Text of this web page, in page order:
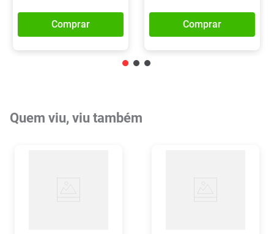
Comprar Comprar
Quem viu, viu também